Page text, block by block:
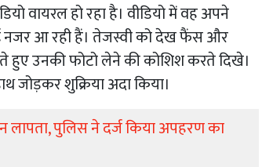
वायरल हो रहा है। वीडियो में वह अपने
नजर आ रही हैं। तेजस्वी को देख फैंस और
हुए उनकी फोटो लेने की कोशिश करते दिखे।
जोड़कर शुक्रिया अदा किया।
लापता, पुलिस ने दर्ज किया अपहरण का